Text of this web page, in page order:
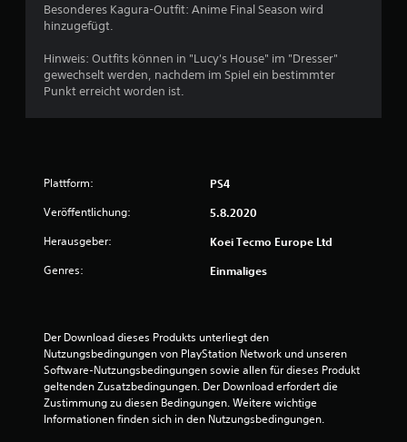
e
e
5
v
Besonderes Kagura-Outfit: Anime Final Season wird
hinzugefügt.
Hinweis: Outfits können in "Lucy's House" im "Dresser"
gewechselt werden, nachdem im Spiel ein bestimmter
Punkt erreicht worden ist.
Plattform: PS4
Veröffentlichung: 5.8.2020
Herausgeber: Koei Tecmo Europe Ltd
Genres: Einmaliges
Der Download dieses Produkts unterliegt den
Nutzungsbedingungen von PlayStation Network und unseren
Software-Nutzungsbedingungen sowie allen für dieses Produkt
geltenden Zusatzbedingungen. Der Download erfordert die
Zustimmung zu diesen Bedingungen. Weitere wichtige
Informationen finden sich in den Nutzungsbedingungen.